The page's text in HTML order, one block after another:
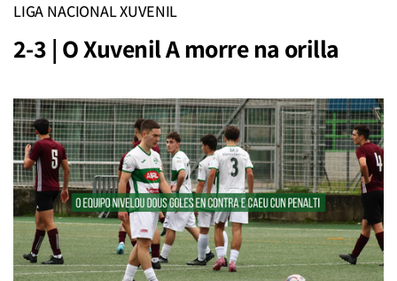
LIGA NACIONAL XUVENIL
2-3 | O Xuvenil A morre na orilla